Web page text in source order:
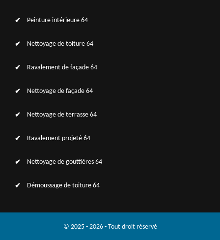
Peinture intérieure 64
Nettoyage de toiture 64
Ravalement de façade 64
Nettoyage de façade 64
Nettoyage de terrasse 64
Ravalement projeté 64
Nettoyage de gouttières 64
Démoussage de toiture 64
© 2025 - 2026 - Tout droit réservé